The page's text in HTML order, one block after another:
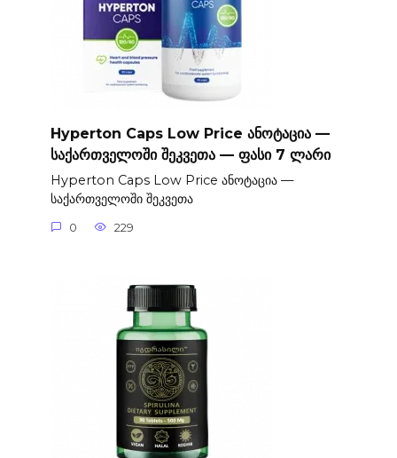
Hyperton Caps Low Price ანოტაცია —
საქართველოში შეკვეთა — ფასი 7 ლარი
Hyperton Caps Low Price ანოტაცია —
საქართველოში შეკვეთა
0 229